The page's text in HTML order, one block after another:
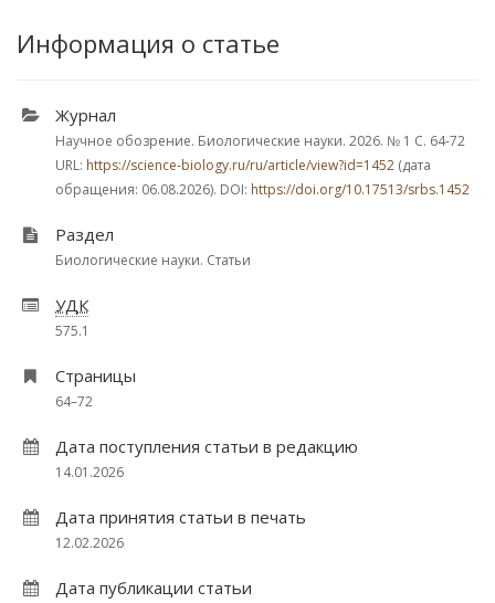
Информация о статье
Журнал
Научное обозрение. Биологические науки. 2026. № 1 С. 64-72
URL: https://science-biology.ru/ru/article/view?id=1452 (дата
обращения: 06.08.2026). DOI: https://doi.org/10.17513/srbs.1452
Раздел
Биологические науки. Статьи
УДК
575.1
Страницы
64–72
Дата поступления статьи в редакцию
14.01.2026
Дата принятия статьи в печать
12.02.2026
Дата публикации статьи